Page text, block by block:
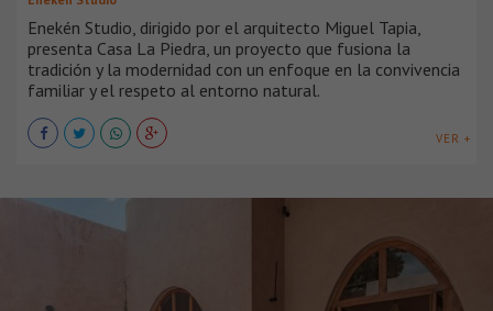
Enekén Studio, dirigido por el arquitecto Miguel Tapia,
presenta Casa La Piedra, un proyecto que fusiona la
tradición y la modernidad con un enfoque en la convivencia
familiar y el respeto al entorno natural.
VER +